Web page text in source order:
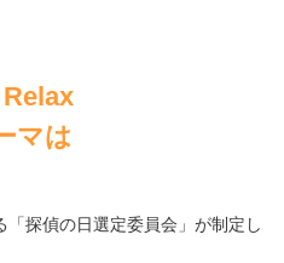
マは
探偵の日選定委員会」が制定し